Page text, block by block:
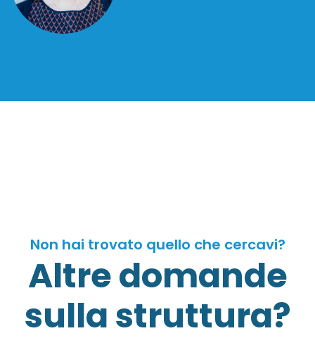
Non hai trovato quello che cercavi?
Altre domande
sulla struttura?